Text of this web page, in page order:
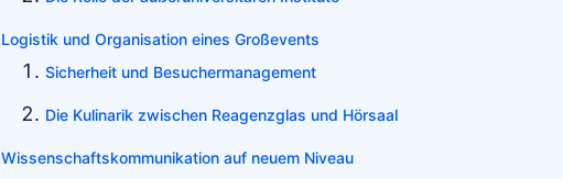
Logistik und Organisation eines Großevents
Sicherheit und Besuchermanagement
Die Kulinarik zwischen Reagenzglas und Hörsaal
Wissenschaftskommunikation auf neuem Niveau